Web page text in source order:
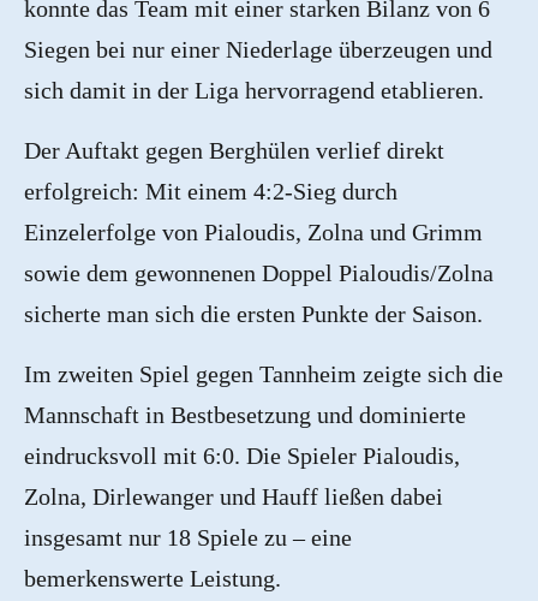
konnte das Team mit einer starken Bilanz von 6
Siegen bei nur einer Niederlage überzeugen und
sich damit in der Liga hervorragend etablieren.
Der Auftakt gegen Berghülen verlief direkt
erfolgreich: Mit einem 4:2-Sieg durch
Einzelerfolge von Pialoudis, Zolna und Grimm
sowie dem gewonnenen Doppel Pialoudis/Zolna
sicherte man sich die ersten Punkte der Saison.
Im zweiten Spiel gegen Tannheim zeigte sich die
Mannschaft in Bestbesetzung und dominierte
eindrucksvoll mit 6:0. Die Spieler Pialoudis,
Zolna, Dirlewanger und Hauff ließen dabei
insgesamt nur 18 Spiele zu – eine
bemerkenswerte Leistung.